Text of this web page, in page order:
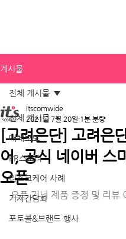
게시물
전체 게시물
매체보도
PR스토리
리스크케어 사례
기자간담회
포토콜&브랜드 행사
전체 게시물
[고려은단] 고려은
어, 공식 네이버 스
오픈
Itscomwide
2021년 7월 20일 1분 분량
오픈 기념 제품 증정 및 리뷰